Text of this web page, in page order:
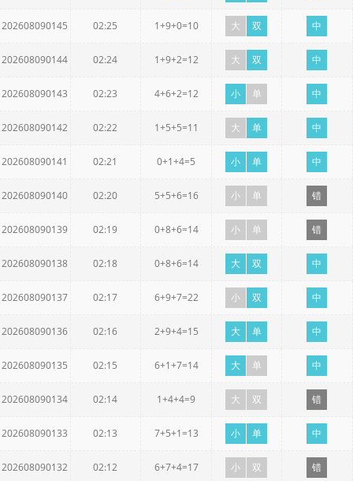
202608090145 02:25 1+9+0=10 大 双 中
202608090144 02:24 1+9+2=12 大 双 中
202608090143 02:23 4+6+2=12 小 单 中
202608090142 02:22 1+5+5=11 大 单 中
202608090141 02:21 0+1+4=5 小 单 中
202608090140 02:20 5+5+6=16 小 单 错
202608090139 02:19 0+8+6=14 小 单 错
202608090138 02:18 0+8+6=14 大 双 中
202608090137 02:17 6+9+7=22 小 双 中
202608090136 02:16 2+9+4=15 大 单 中
202608090135 02:15 6+1+7=14 大 单 中
202608090134 02:14 1+4+4=9 大 双 错
202608090133 02:13 7+5+1=13 小 单 中
202608090132 02:12 6+7+4=17 小 双 错